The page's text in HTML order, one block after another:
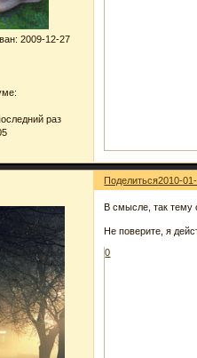
: 2009-12-27
раз
Поделиться2010-
В смысле, так тему
Не поверите, я
0